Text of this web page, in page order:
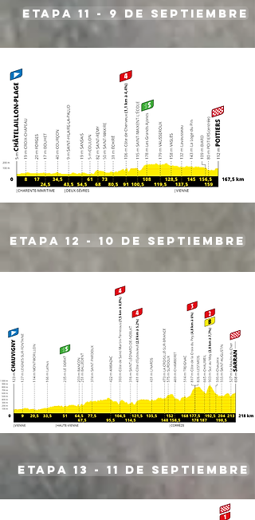
etapa 11 - 9 de septiembre
etapa 12 - 10 de septiembre
etapa 13 - 11 de septiembre